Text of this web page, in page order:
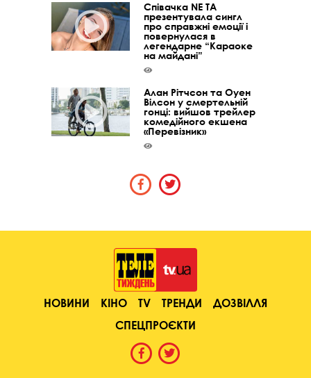
Співачка NE TA
презентувала сингл
про справжні емоції і
повернулася в
легендарне “Караоке
на майдані”
Алан Рітчсон та Оуен
Вілсон у смертельній
гонці: вийшов трейлер
комедійного екшена
«Перевізник»
НОВИНИ КІНО TV ТРЕНДИ
ДОЗВІЛЛЯ
СПЕЦПРОЄКТИ